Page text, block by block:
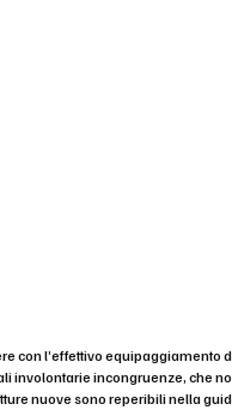
con l’effettivo equipaggiamento
involontarie incongruenze, che
nuove sono reperibili nella